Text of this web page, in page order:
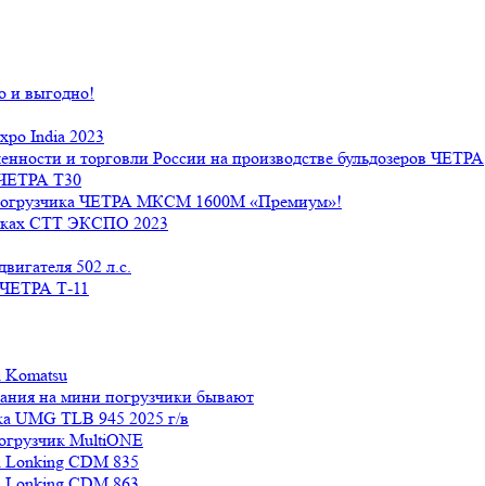
и выгодно!
India 2023
и торговли России на производстве бульдозеров ЧЕТРА
ЧЕТРА Т30
ЧЕТРА МКСМ 1600М «Премиум»!
СТТ ЭКСПО 2023
502 л.с.
ЧЕТРА Т-11
Komatsu
на мини погрузчики бывают
UMG TLB 945 2025 г/в
MultiONE
Lonking CDM 835